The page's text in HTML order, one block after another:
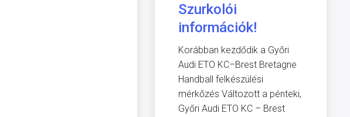
Szurkolói
információk!
Korábban kezdődik a Győri
Audi ETO KC–Brest Bretagne
Handball felkészülési
mérkőzés Változott a pénteki,
Győri Audi ETO KC – Brest